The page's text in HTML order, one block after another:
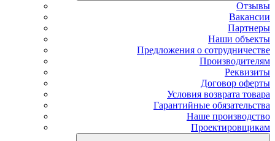
Отзывы
Вакансии
Партнеры
Наши объекты
Предложения о сотрудничестве
Производителям
Реквизиты
Договор оферты
Условия возврата товара
Гарантийные обязательства
Наше производство
Проектировщикам